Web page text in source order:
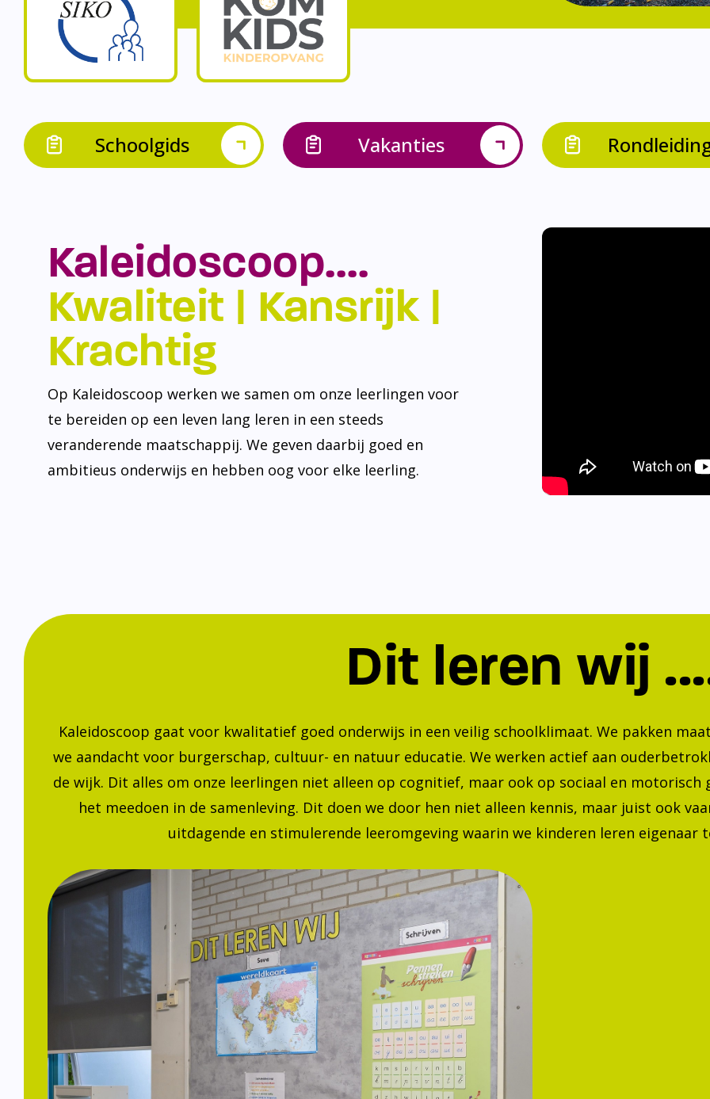
Schoolgids Vakanties
Kaleidoscoop….
Kwaliteit | Kansrijk |
Krachtig
Op Kaleidoscoop werken we samen om onze leerlingen voor
te bereiden op een leven lang leren in een steeds
veranderende maatschappij. We geven daarbij goed en
ambitieus onderwijs en hebben oog voor elke leerling.
Dit leren wij
Kaleidoscoop gaat voor kwalitatief goed onderwijs in een veilig schoolklimaat. We pakken
we aandacht voor burgerschap, cultuur- en natuur educatie. We werken actief aan
de wijk. Dit alles om onze leerlingen niet alleen op cognitief, maar ook op sociaal en
het meedoen in de samenleving. Dit doen we door hen niet alleen kennis, maar juist ook
uitdagende en stimulerende leeromgeving waarin we kinderen leren eigenaar